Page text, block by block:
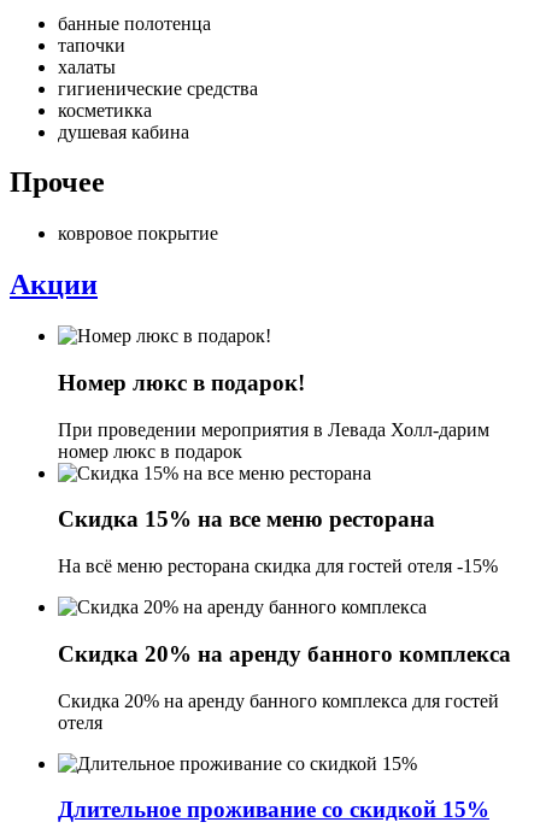
банные полотенца
тапочки
халаты
гигиенические средства
косметикка
душевая кабина
Прочее
ковровое покрытие
Акции
Номер люкс в подарок!
При проведении мероприятия в Левада Холл-дарим
номер люкс в подарок
Скидка 15% на все меню ресторана
На всё меню ресторана скидка для гостей отеля -15%
Скидка 20% на аренду банного комплекса
Скидка 20% на аренду банного комплекса для гостей
отеля
Длительное проживание со скидкой 15%